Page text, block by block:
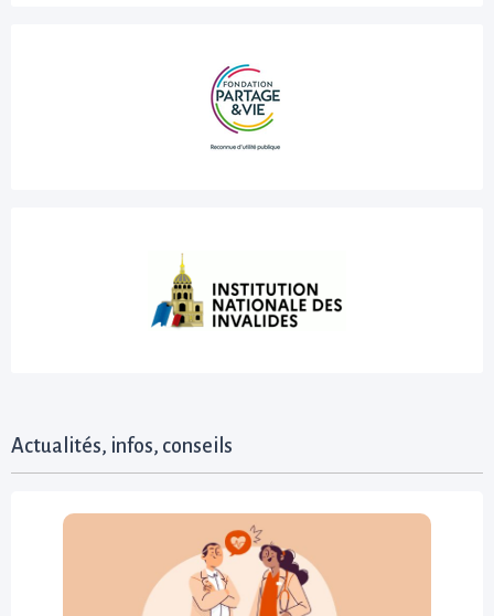
Actualités, infos, conseils